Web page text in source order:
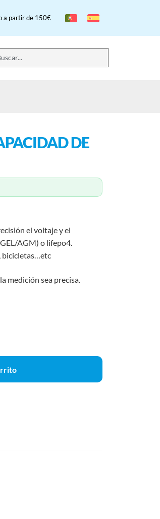
a partir de 150€
DE
el voltaje y el
AGM) o lifepo4.
bicicletas…etc
medición sea precisa.